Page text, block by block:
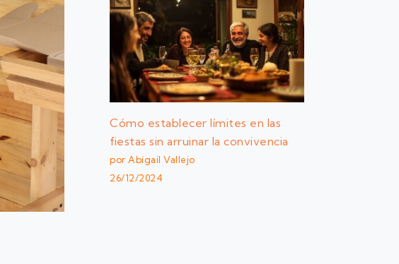
Cómo establecer límites en las
fiestas sin arruinar la convivencia
por Abigail Vallejo
26/12/2024